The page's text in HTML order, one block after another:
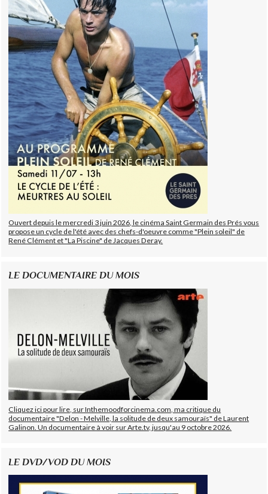
Ouvert depuis le mercredi 3 juin 2026, le cinéma Saint Germain des Prés vous
propose un cycle de l'été avec des chefs-d'oeuvre comme "Plein soleil" de
René Clément et "La Piscine" de Jacques Deray.
LE DOCUMENTAIRE DU MOIS
Cliquez ici pour lire, sur Inthemoodforcinema.com, ma critique du
documentaire "Delon - Melville, la solitude de deux samouraïs" de Laurent
Galinon. Un documentaire à voir sur Arte.tv, jusqu'au 9 octobre 2026.
LE DVD/VOD DU MOIS